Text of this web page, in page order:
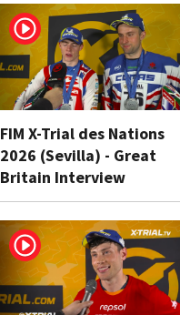
FIM X-Trial des Nations
2026 (Sevilla) - Great
Britain Interview